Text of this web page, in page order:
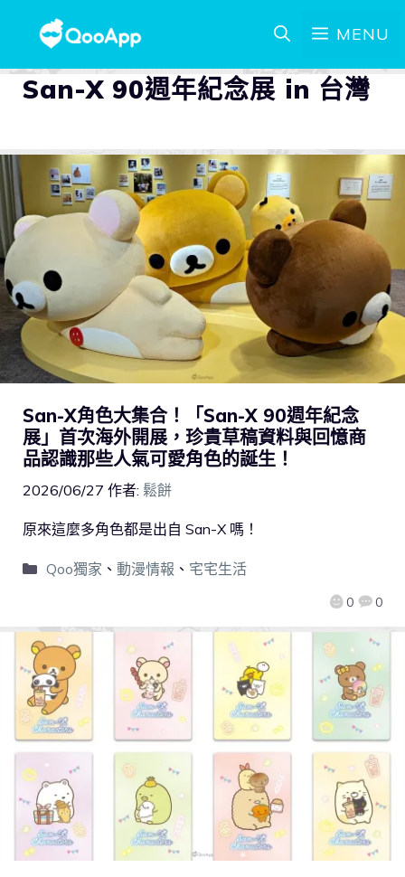
MENU
San-X 90週年紀念展 in 台灣
San-X角色大集合！「San-X 90週年紀念
展」首次海外開展，珍貴草稿資料與回憶商
品認識那些人氣可愛角色的誕生！
2026/06/27 作者: 鬆餅
0 0
原來這麼多角色都是出自 San-X 嗎！
Qoo獨家 、 動漫情報 、 宅宅生活